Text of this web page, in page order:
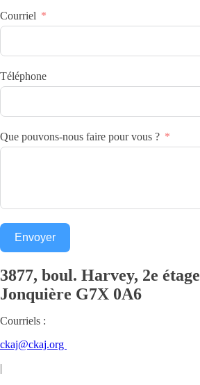
Courriel
Téléphone
Que pouvons-nous faire pour vous ?
Envoyer
3877, boul. Harvey, 2e étage
Jonquière G7X 0A6
Courriels :
ckaj@ckaj.org
|